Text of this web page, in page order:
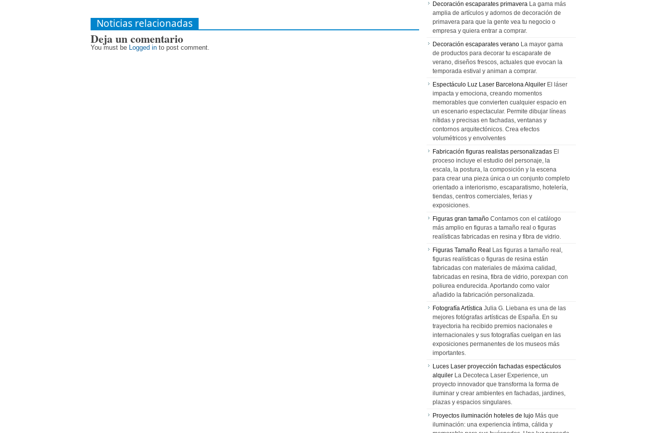
Noticias relacionadas
Deja un comentario
You must be Logged in to post comment.
Decoración escaparates primavera La gama más
amplia de artículos y adornos de decoración de
primavera para que la gente vea tu negocio o
empresa y quiera entrar a comprar.
Decoración escaparates verano La mayor gama
de productos para decorar tu escaparate de
verano, diseños frescos, actuales que evocan la
temporada estival y animan a comprar.
Espectáculo Luz Laser Barcelona Alquiler El láser
impacta y emociona, creando momentos
memorables que convierten cualquier espacio en
un escenario espectacular. Permite dibujar líneas
nítidas y precisas en fachadas, ventanas y
contornos arquitectónicos. Crea efectos
volumétricos y envolventes
Fabricación figuras realistas personalizadas El
proceso incluye el estudio del personaje, la
escala, la postura, la composición y la escena
para crear una pieza única o un conjunto completo
orientado a interiorismo, escaparatismo, hotelería,
tiendas, centros comerciales, ferias y
exposiciones.
Figuras gran tamaño Contamos con el catálogo
más amplio en figuras a tamaño real o figuras
realísticas fabricadas en resina y fibra de vidrio.
Figuras Tamaño Real Las figuras a tamaño real,
figuras realísticas o figuras de resina están
fabricadas con materiales de máxima calidad,
fabricadas en resina, fibra de vidrio, porexpan con
poliurea endurecida. Aportando como valor
añadido la fabricación personalizada.
Fotografía Artística Julia G. Liebana es una de las
mejores fotógrafas artísticas de España. En su
trayectoria ha recibido premios nacionales e
internacionales y sus fotografías cuelgan en las
exposiciones permanentes de los museos más
importantes.
Luces Laser proyección fachadas espectáculos
alquiler La Decoteca Laser Experience, un
proyecto innovador que transforma la forma de
iluminar y crear ambientes en fachadas, jardines,
plazas y espacios singulares.
Proyectos iluminación hoteles de lujo Más que
iluminación: una experiencia íntima, cálida y